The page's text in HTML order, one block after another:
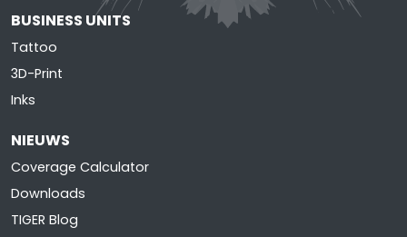
BUSINESS UNITS
Tattoo
3D-Print
Inks
NIEUWS
Coverage Calculator
Downloads
TIGER Blog